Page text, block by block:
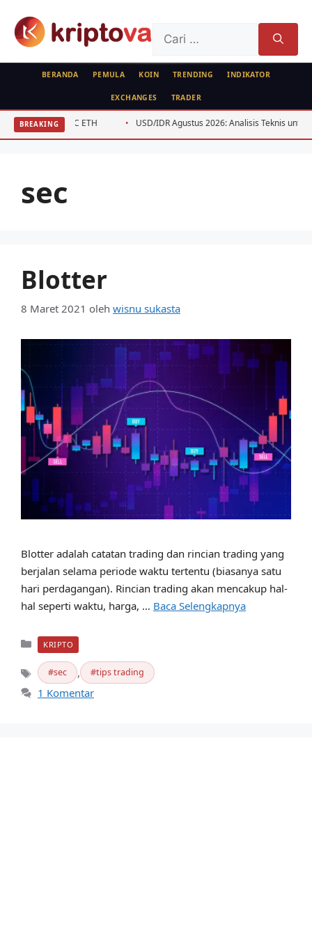
untuk:
BERANDA PEMULA KOIN TRENDING INDIKATOR
EXCHANGES TRADER
BREAKING
Harga BTC ETH USD/IDR Agustus 2026: Analisis Teknis untuk
sec
Blotter
8 Maret 2021 oleh wisnu sukasta
Blotter adalah catatan trading dan rincian trading yang
berjalan selama periode waktu tertentu (biasanya satu
hari perdagangan). Rincian trading akan mencakup hal-
hal seperti waktu, harga, … Baca Selengkapnya
Kategori
KRIPTO
Tag sec , tips trading
1 Komentar